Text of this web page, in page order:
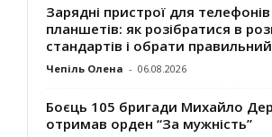
Зарядні пристрої для телефонів
планшетів: як розібратися в
стандартів і обрати
Чепіль Олена - 06.08.2026
Боєць 105 бригади Михайло
отримав орден “За мужність”